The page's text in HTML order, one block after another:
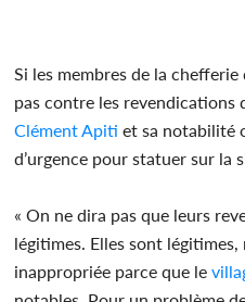
Si les membres de la
pas contre les revendications
Clément Apiti et sa notabilité
d’urgence pour statuer sur la
« On ne dira pas que leurs
légitimes. Elles sont
inappropriée parce que le